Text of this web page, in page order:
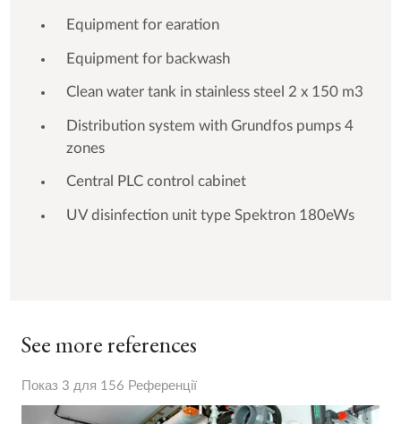
Equipment for earation
Equipment for backwash
Clean water tank in stainless steel 2 x 150 m3
Distribution system with Grundfos pumps 4
zones
Central PLC control cabinet
UV disinfection unit type Spektron 180eWs
See more references
Показ 3 для 156 Референції